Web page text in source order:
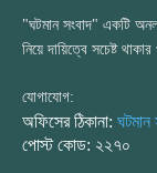
"ঘটমান সংবাদ" একটি
নিয়ে দায়িত্বে সচেষ্ট
যোগাযোগ:
অফিসের ঠিকানা: ঘটমান
পোস্ট কোড: ২২৭০